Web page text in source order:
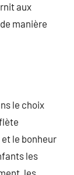
aux
manière
le choix
et le bonheur
les
les